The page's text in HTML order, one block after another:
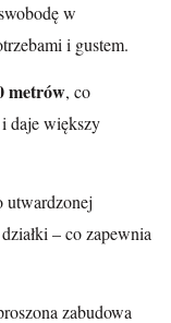
w
i gustem.
metrów, co
daje większy
utwardzonej
– co zapewnia
zabudowa